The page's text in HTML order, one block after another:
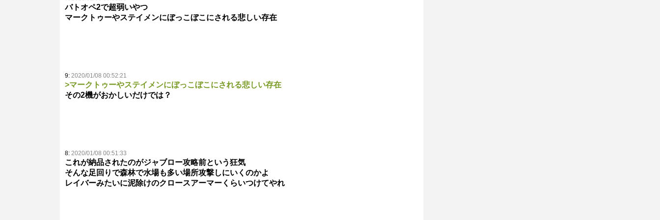
バトオペ2で超弱いやつ
マークトゥーやステイメンにぼっこぼこにされる悲しい存在
9: 2020/01/08 00:52:21
>マークトゥーやステイメンにぼっこぼこにされる悲しい存在
その2機がおかしいだけでは？
8: 2020/01/08 00:51:33
これが納品されたのがジャブロー攻略前という狂気
そんな足回りで森林で水場も多い場所攻撃しにいくのかよ
レイバーみたいに泥除けのクロースアーマーくらいつけてやれ